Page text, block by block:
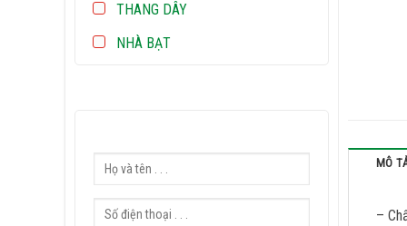
THANG DÂY
NHÀ BẠT
MÔ
–